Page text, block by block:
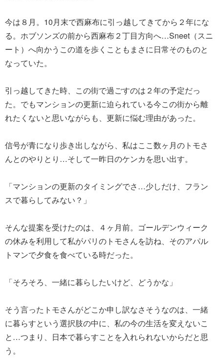
今は８月。10月末で西麻布に引っ越してきてから２年にな
る。ホブソンズの前から西麻布２丁目方向へ…Sneet（スニ
ート）へ向かうこの道を歩くこともまさに日常そのものと
なっていた。
引っ越してきた時、この街で過ごすのは２年の予定だっ
た。でもマンションの更新に迫られている今この街から離
れたくないと思いながらも、更新に悩む理由があった。
信号が青になり歩き出しながら、私はここ数ヶ月のトモさ
んとのやりとり…そして一昨日のケンカを思い出す。
「マンションの更新のタイミングでさ…少しだけ、フラン
スで暮らしてみない？」
そんな提案を受けたのは、４ヶ月前。ゴールデンウィーク
の休みを利用して私がパリのトモさんを訪ね、そのアパル
トマンで夕食を食べている時だった。
「そろそろ、一緒に暮らしたいけど、どうかな」
そう言ったトモさんがどこか申し訳なさそうなのは、一緒
に暮らすという選択肢の中に、私の今の生活を変えないこ
と…つまり、日本で暮らすことを入れられないからだと思
う。